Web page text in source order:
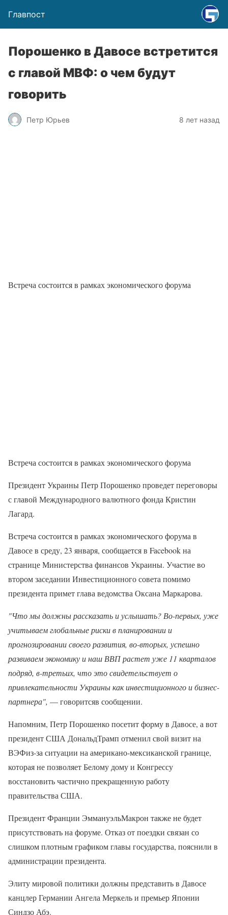
Главпост
Порошенко в Давосе встретится
с главой МВФ: о чем будут
говорить
Петр Юрьев 8 лет назад
Встреча состоится в рамках экономического форума
Встреча состоится в рамках экономического форума
Президент Украины Петр Порошенко проведет переговоры
с главой Международного валютного фонда Кристин
Лагард.
Встреча состоится в рамках экономического форума в
Давосе в среду, 23 января, сообщается в Facebook на
странице Министерства финансов Украины. Участие во
втором заседании Инвестиционного совета помимо
президента примет глава ведомства Оксана Маркарова.
"Что мы должны рассказать и услышать? Во-первых, уже
учитываем глобальные риски в планировании и
прогнозировании своего развития, во-вторых, успешно
развиваем экономику и наш ВВП растет уже 11 кварталов
подряд, в-третьих, что это свидетельствует о
привлекательности Украины как инвестиционного и бизнес-
партнера", — говоритсяв сообщении.
Напомним, Петр Порошенко посетит форму в Давосе, а вот
президент США ДональдТрамп отменил свой визит на
ВЭФиз-за ситуации на американо-мексиканской границе,
которая не позволяет Белому дому и Конгрессу
восстановить частично прекращенную работу
правительства США.
Президент Франции ЭммануэльМакрон также не будет
присутствовать на форуме. Отказ от поездки связан со
слишком плотным графиком главы государства, пояснили в
администрации президента.
Элиту мировой политики должны представить в Давосе
канцлер Германии Ангела Меркель и премьер Японии
Синдзо Абэ.